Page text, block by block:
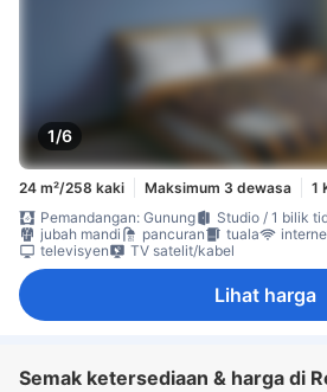
1/6
24 m²/258 kaki Maksimum 3 dewasa
1
Pemandangan: Gunung
Studio / 1 bilik
jubah mandi
pancuran tuala
televisyen
TV satelit/kabel
Lihat harga
Semak ketersediaan & harga di